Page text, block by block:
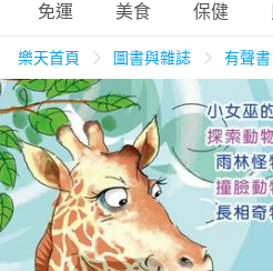
購物網分類
天天免運 美食蛋糕
居家生活 3C家電
免運 美食 保健
樂天首頁 圖書與雜誌 有聲書